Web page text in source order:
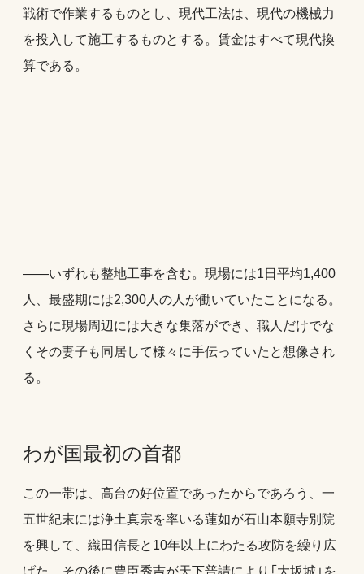
戦術で作業するものとし、現代工法は、現代の機械力
を投入して施工するものとする。賃金はすべて現代換
算である。
――いずれも整地工事を含む。現場には1日平均1,400
人、最盛期には2,300人の人が働いていたことになる。
さらに現場周辺には大きな集落ができ、職人だけでな
くその妻子も同居して様々に手伝っていたと想像され
る。
わが国最初の首都
この一帯は、高台の好位置であったからであろう、一
五世紀末には浄土真宗を率いる蓮如が石山本願寺別院
を興して、織田信長と10年以上にわたる攻防を繰り広
げた。その後に豊臣秀吉が天下普請により「大坂城」を